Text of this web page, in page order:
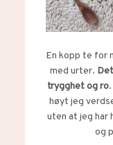
En kopp te for
med urter.
trygghet og ro.
høyt jeg
uten at jeg har
og